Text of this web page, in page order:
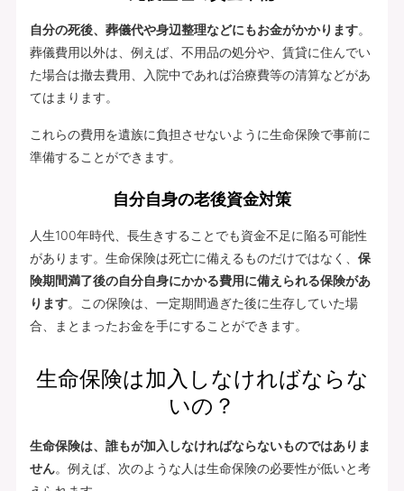
自分の死後、葬儀代や身辺整理などにもお金がかかります。
葬儀費用以外は、例えば、不用品の処分や、賃貸に住んでい
た場合は撤去費用、入院中であれば治療費等の清算などがあ
てはまります。
これらの費用を遺族に負担させないように生命保険で事前に
準備することができます。
自分自身の老後資金対策
人生100年時代、長生きすることでも資金不足に陥る可能性
があります。生命保険は死亡に備えるものだけではなく、 保
険期間満了後の自分自身にかかる費用に備えられる保険があ
ります。この保険は、一定期間過ぎた後に生存していた場
合、まとまったお金を手にすることができます。
生命保険は加入しなければならな
いの？
生命保険は、誰もが加入しなければならないものではありま
せん。例えば、次のような人は生命保険の必要性が低いと考